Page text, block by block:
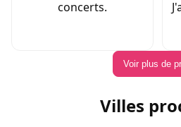
concerts.
Voir plus de
Villes